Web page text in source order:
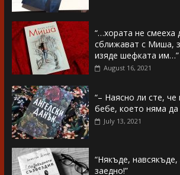
“…хората не смееха
сближават с Миша,
изяде шефката им…”
August 16, 2021
“– Наясно ли сте,
бебе, което няма
July 13, 2021
“Някъде, навсякъде,
заедно!”